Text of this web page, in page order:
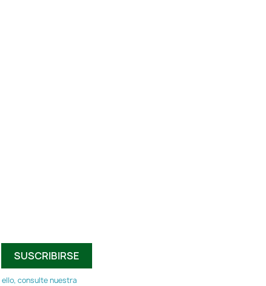
consulte nuestra